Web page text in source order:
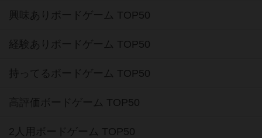
興味ありボードゲーム TOP50
経験ありボードゲーム TOP50
持ってるボードゲーム TOP50
高評価ボードゲーム TOP50
2人用ボードゲーム TOP50